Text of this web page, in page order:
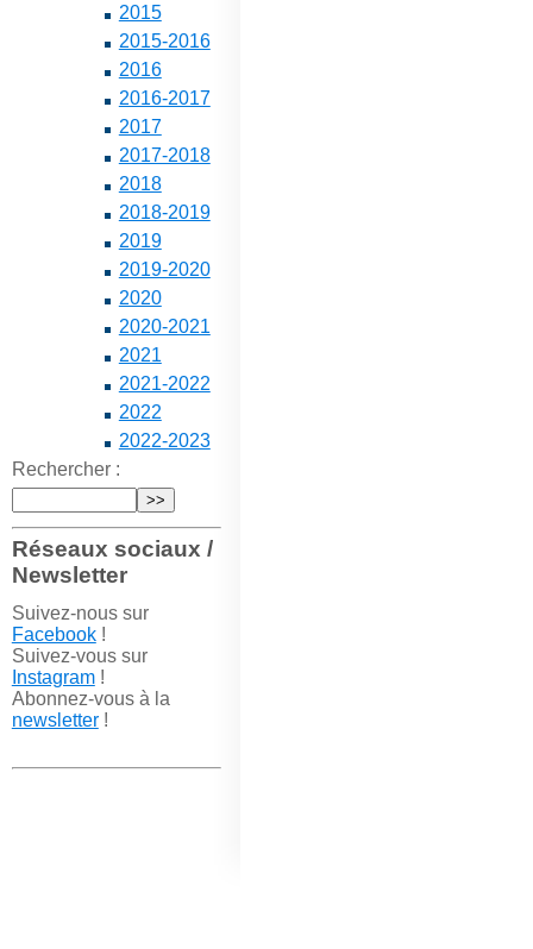
2015
2015-2016
2016
2016-2017
2017
2017-2018
2018
2018-2019
2019
2019-2020
2020
2020-2021
2021
2021-2022
2022
2022-2023
Rechercher :
Réseaux sociaux /
Newsletter
Suivez-nous sur
Facebook!
Suivez-vous sur
Instagram!
Abonnez-vous à la
newsletter!